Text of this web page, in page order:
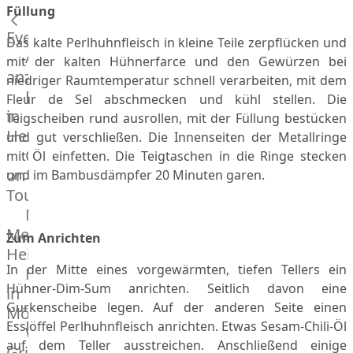
Küchenhelfer
Grillgeräte
Beefer®
Gasgrills
Big
Green
Egg
Grill
Nesmuk
Berkel
Dry
Aging
Schrank
Bücher
&
Poster
Events
Alle
anzeigen
Fleischkompetenz
in
Heinsberg
OTTO
on
Tour
Männer
Metzger
Heinsberg
Markthalle
in
Mönchengladbach
Weber®
Füllung
Das kalte Perlhuhnfleisch in kleine Teile zerpflücken und
mit der kalten Hühnerfarce und den Gewürzen bei
niedriger Raumtemperatur schnell verarbeiten, mit dem
Fleur de Sel abschmecken und kühl stellen. Die
Teigscheiben rund ausrollen, mit der Füllung bestücken
und gut verschließen. Die Innenseiten der Metallringe
mit Öl einfetten. Die Teigtaschen in die Ringe stecken
und im Bambusdämpfer 20 Minuten garen.
Zum Anrichten
In der Mitte eines vorgewärmten, tiefen Tellers ein
Hühner-Dim-Sum anrichten. Seitlich davon eine
Gurkenscheibe legen. Auf der anderen Seite einen
Esslöffel Perlhuhnfleisch anrichten. Etwas Sesam-Chili-Öl
auf dem Teller ausstreichen. Anschließend einige